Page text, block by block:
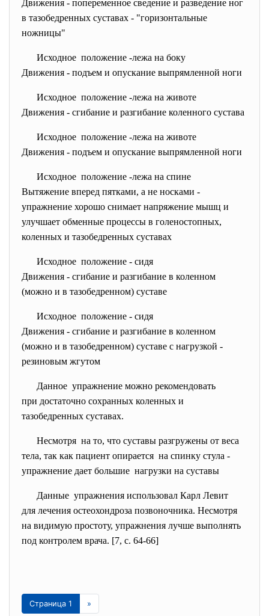
Движения - попеременное сведение и разведение ног
в тазобедренных суставах - "горизонтальные
ножницы"
Исходное положение -лежа на боку
Движения - подъем и опускание выпрямленной ноги
Исходное положение -лежа на животе
Движения - сгибание и разгибание коленного сустава
Исходное положение -лежа на животе
Движения - подъем и опускание выпрямленной ноги
Исходное положение -лежа на спине
Вытяжение вперед пятками, а не носками -
упражнение хорошо снимает напряжение мышц и
улучшает обменные процессы в голеностопных,
коленных и тазобедренных суставах
Исходное положение - сидя
Движения - сгибание и разгибание в коленном
(можно и в тазобедренном) суставе
Исходное положение - сидя
Движения - сгибание и разгибание в коленном
(можно и в тазобедренном) суставе с нагрузкой -
резиновым жгутом
Данное упражнение можно рекомендовать
при достаточно сохранных коленных и
тазобедренных суставах.
Несмотря на то, что суставы разгружены от веса
тела, так как пациент опирается на спинку стула -
упражнение дает большие нагрузки на суставы
Данные упражнения использовал Карл Левит
для лечения остеохондроза позвоночника. Несмотря
на видимую простоту, упражнения лучше выполнять
под контролем врача. [7, c. 64-66]
Страница 1 »